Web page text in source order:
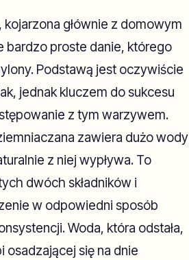
kojarzona głównie z domowym
bardzo proste danie, którego
Podstawą jest oczywiście
jednak kluczem do sukcesu
z tym warzywem.
zawiera dużo wody
z niej wypływa. To
dwóch składników i
w odpowiedni sposób
Woda, która odstała,
osadzającej się na dnie